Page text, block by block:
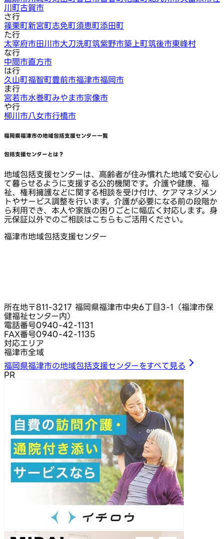
川町古賀市
さ行
篠栗町新宮町志免町須恵町添田町
た行
太宰府市田川市大刀洗町筑紫野市築上町筑後市東峰村
な行
中間市直方市
は行
久山町福智町豊前市福津市福岡市
ま行
宮若市水巻町みやま市宗像市
や行
柳川市八女市行橋市
福岡県福津市の地域包括支援センター一覧
包括支援センターとは？
地域包括支援センターは、高齢者が住み慣れた地域で安心し
て暮らせるように支援する公的機関です。介護や健康、福
祉、権利擁護などに関する相談を受け付け、ケアマネジメン
トやサービス調整を行います。介護が必要になる前の段階か
ら利用でき、本人や家族の困りごとに幅広く対応します。身
元保証以外でのご相談はこちらもご活用ください。
福津市地域包括支援センター
所在地〒811-3217 福岡県福津市中央6丁目3-1（福津市保
健福祉センター内）
電話番号0940-42-1131
FAX番号0940-42-1135
対応エリア
福津市全域
福岡県福津市の地域包括支援センターをすべて見る
PR